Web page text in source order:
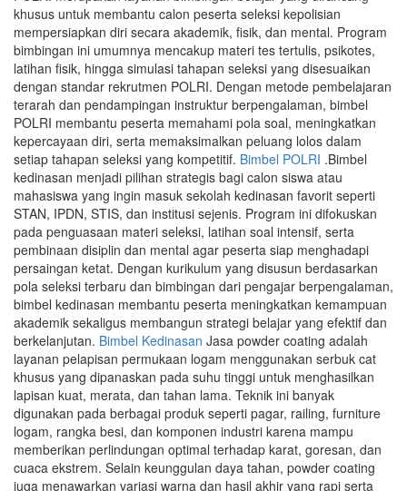
khusus untuk membantu calon peserta seleksi kepolisian
mempersiapkan diri secara akademik, fisik, dan mental. Program
bimbingan ini umumnya mencakup materi tes tertulis, psikotes,
latihan fisik, hingga simulasi tahapan seleksi yang disesuaikan
dengan standar rekrutmen POLRI. Dengan metode pembelajaran
terarah dan pendampingan instruktur berpengalaman, bimbel
POLRI membantu peserta memahami pola soal, meningkatkan
kepercayaan diri, serta memaksimalkan peluang lolos dalam
setiap tahapan seleksi yang kompetitif. Bimbel POLRI .Bimbel
kedinasan menjadi pilihan strategis bagi calon siswa atau
mahasiswa yang ingin masuk sekolah kedinasan favorit seperti
STAN, IPDN, STIS, dan institusi sejenis. Program ini difokuskan
pada penguasaan materi seleksi, latihan soal intensif, serta
pembinaan disiplin dan mental agar peserta siap menghadapi
persaingan ketat. Dengan kurikulum yang disusun berdasarkan
pola seleksi terbaru dan bimbingan dari pengajar berpengalaman,
bimbel kedinasan membantu peserta meningkatkan kemampuan
akademik sekaligus membangun strategi belajar yang efektif dan
berkelanjutan. Bimbel Kedinasan Jasa powder coating adalah
layanan pelapisan permukaan logam menggunakan serbuk cat
khusus yang dipanaskan pada suhu tinggi untuk menghasilkan
lapisan kuat, merata, dan tahan lama. Teknik ini banyak
digunakan pada berbagai produk seperti pagar, railing, furniture
logam, rangka besi, dan komponen industri karena mampu
memberikan perlindungan optimal terhadap karat, goresan, dan
cuaca ekstrem. Selain keunggulan daya tahan, powder coating
juga menawarkan variasi warna dan hasil akhir yang rapi serta